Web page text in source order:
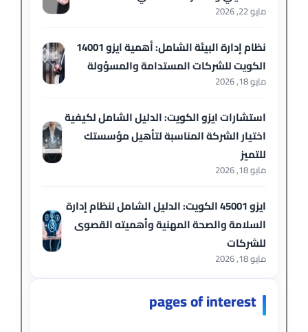
مايو 22, 2026
نظام إدارة البيئة الشامل: أهمية ايزو 14001
الكويت للشركات المستدامة والمسؤولة
مايو 18, 2026
استشارات ايزو الكويت: الدليل الشامل لكيفية
اختيار الشركة المناسبة لتأهيل مؤسستك
للتميز
مايو 18, 2026
ايزو 45001 الكويت: الدليل الشامل لنظام إدارة
السلامة والصحة المهنية وأهميته القصوى
للشركات
مايو 18, 2026
pages of interest